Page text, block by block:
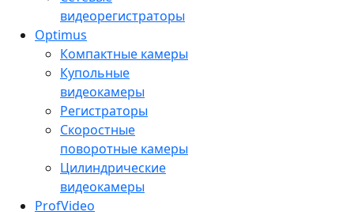
видеорегистраторы
Optimus
Компактные камеры
Купольные
видеокамеры
Регистраторы
Скоростные
поворотные камеры
Цилиндрические
видеокамеры
ProfVideo